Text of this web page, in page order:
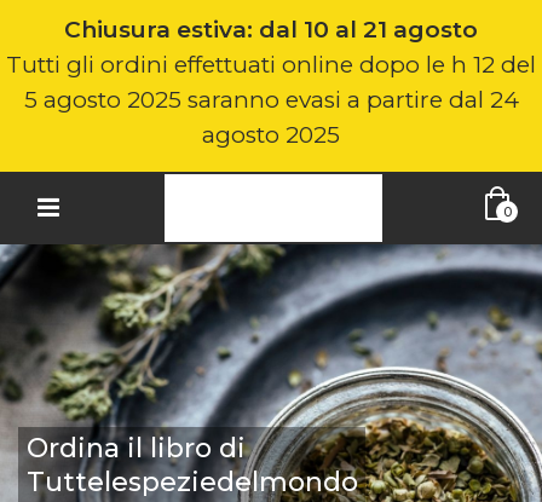
Chiusura estiva: dal 10 al 21 agosto
Tutti gli ordini effettuati online dopo le h 12 del
5 agosto 2025 saranno evasi a partire dal 24
agosto 2025
0
Ordina il libro di
Tuttelespeziedelmondo